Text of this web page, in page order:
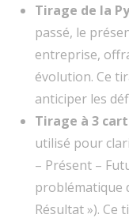
Tirage de la
passé, le
entreprise,
évolution. Ce
anticiper les
Tirage à 3
utilisé pour
– Présent –
problématique
Résultat »). Ce